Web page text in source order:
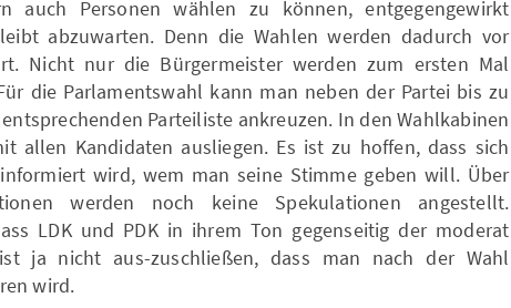
auch Personen wählen zu können, entgegengewirkt
abzuwarten. Denn die Wahlen werden dadurch vor
Nicht nur die Bürgermeister werden zum ersten Mal
die Parlamentswahl kann man neben der Partei bis zu
Parteiliste ankreuzen. In den Wahlkabinen
allen Kandidaten ausliegen. Es ist zu hoffen, dass sich
wird, wem man seine Stimme geben will. Über
werden noch keine Spekulationen angestellt.
LDK und PDK in ihrem Ton gegenseitig der moderat
ja nicht aus-zuschließen, dass man nach der Wahl
wird.